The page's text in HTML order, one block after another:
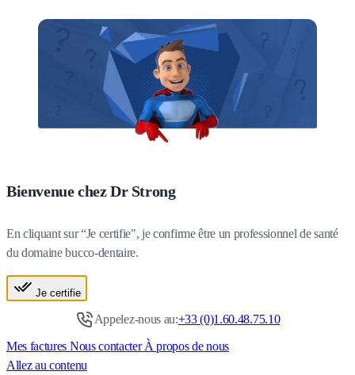
Bienvenue chez Dr Strong
En cliquant sur “Je certifie", je confirme être un professionnel de santé
du domaine bucco-dentaire.
Je certifie
Appelez-nous au:+33 (0)1.60.48.75.10
Mes factures Nous contacterÀ propos de nous
Allez au contenu